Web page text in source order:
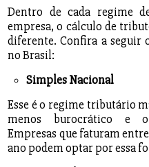
Dentro de cada regime
empresa, o cálculo de
diferente. Confira a seguir
no Brasil:
Simples Nacional
Esse é o regime tributário
menos burocrático e
Empresas que faturam
ano podem optar por essa